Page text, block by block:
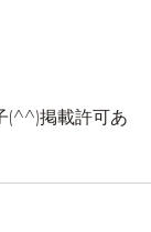
(^^)掲載許可あ